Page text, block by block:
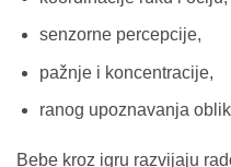
senzorne percepcije,
pažnje i koncentracije,
ranog upoznavanja
Bebe kroz igru razvijaju